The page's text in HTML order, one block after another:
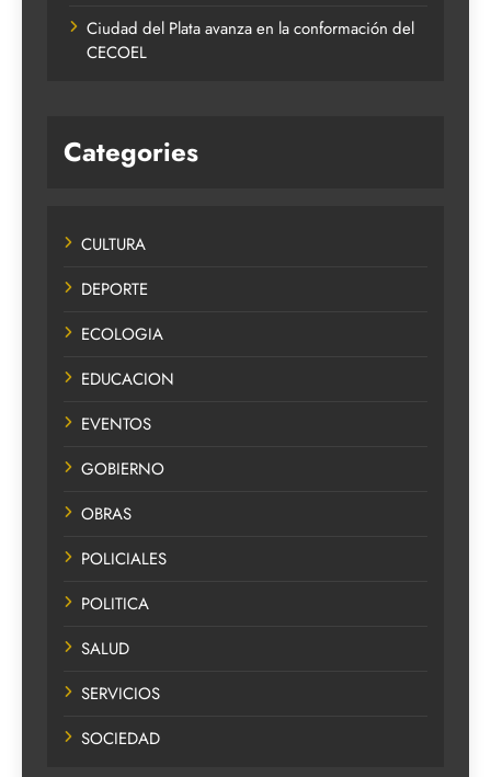
Ciudad del Plata avanza en la conformación del
CECOEL
Categories
CULTURA
DEPORTE
ECOLOGIA
EDUCACION
EVENTOS
GOBIERNO
OBRAS
POLICIALES
POLITICA
SALUD
SERVICIOS
SOCIEDAD